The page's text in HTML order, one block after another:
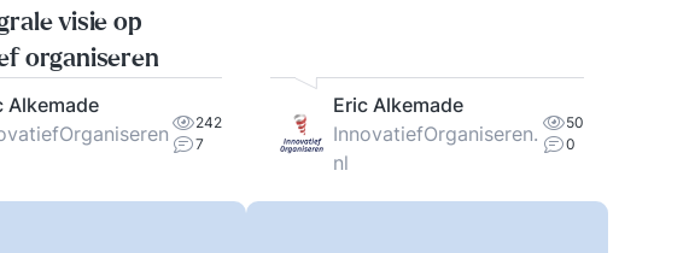
visie op
organiseren
Alkemade
242
7
Eric Alkemade
InnovatiefOrganiseren.
nl
50
0